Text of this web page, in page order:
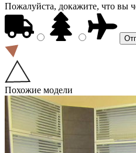
Пожалуйста, докажите, что вы
Похожие модели